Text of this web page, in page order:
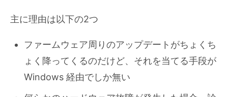
主に理由は以下の2つ
ファームウェア周りのアップデートがちょくち
ょく降ってくるのだけど、それを当てる手段が
Windows 経由でしか無い